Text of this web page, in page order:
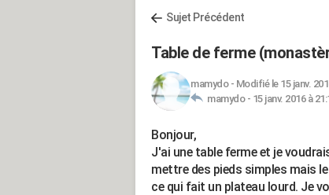
Sujet Précédent
Table de ferme
mamydo- Modifié le 15 janv.
mamydo - 15 janv. 2016 à
Bonjour,
J'ai une table ferme et je
mettre des pieds simples mais
ce qui fait un plateau lourd. Je